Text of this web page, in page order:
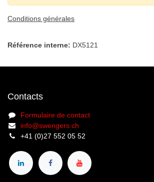
Conditions générales
Référence interne: DX5121
Contacts
Formulaire de contact
info@swengers.ch
+41 (0)27 552 05 52